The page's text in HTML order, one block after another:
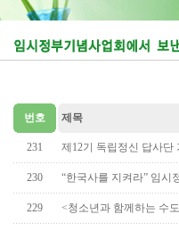
번호 제목
231 제12기 독립정신 답사
230 “한국사를 지켜라” 임
229 <청소년과 함께하는 수